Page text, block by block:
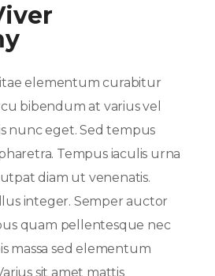
elementum curabitur
bibendum at varius vel
nunc eget. Sed tempus
Tempus iaculis urna
diam ut venenatis.
integer. Semper auctor
quam pellentesque nec
massa sed elementum
sit amet mattis